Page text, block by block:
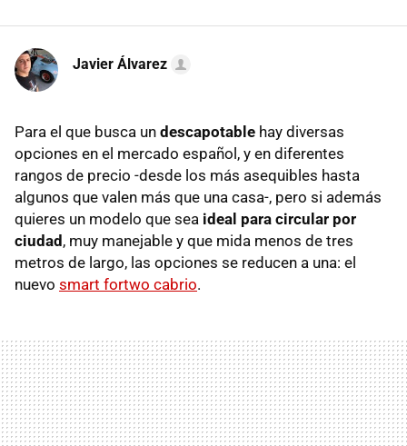
Javier Álvarez
Para el que busca un descapotable hay diversas
opciones en el mercado español, y en diferentes
rangos de precio -desde los más asequibles hasta
algunos que valen más que una casa-, pero si además
quieres un modelo que sea ideal para circular por
ciudad, muy manejable y que mida menos de tres
metros de largo, las opciones se reducen a una: el
nuevo smart fortwo cabrio.